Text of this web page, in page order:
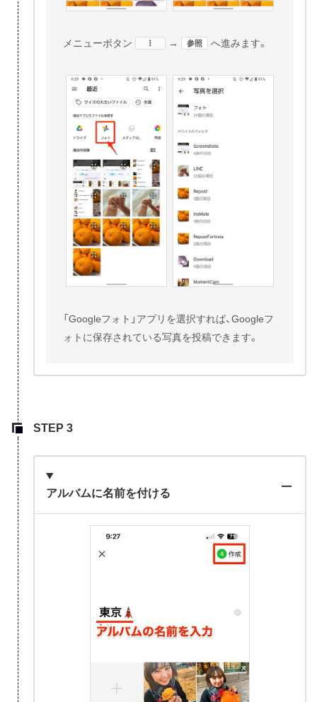
メニューボタン ​→ 参照 へ進みます。
「Googleフォト」アプリを選択すれば、Googleフ
ォトに保存されている写真を投稿できます。
アルバムに名前を付ける